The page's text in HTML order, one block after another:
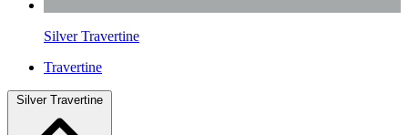
Silver Travertine
Travertine
Silver Travertine